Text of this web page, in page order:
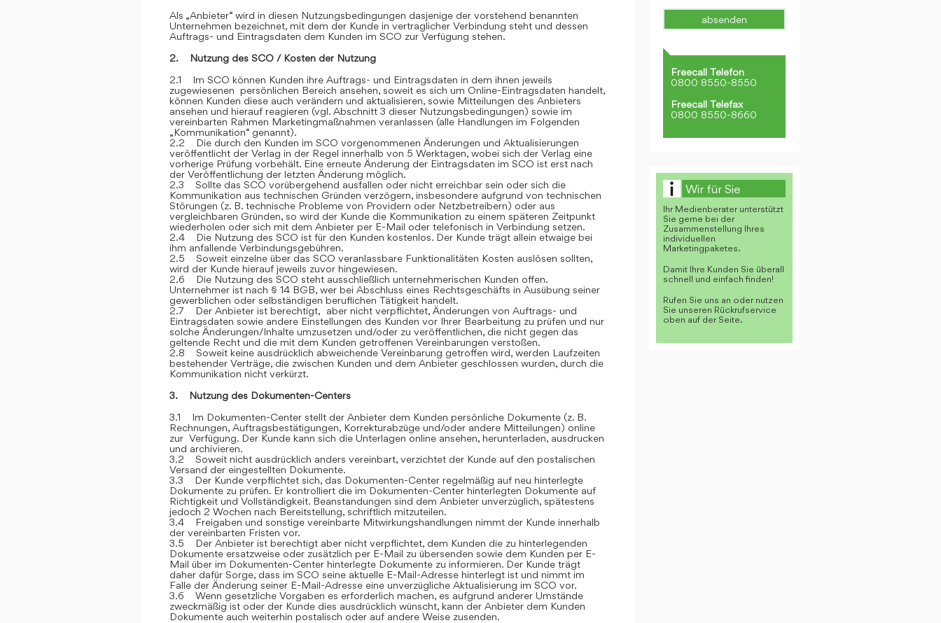
Als „Anbieter“ wird in diesen Nutzungsbedingungen dasjenige der vorstehend benannten
Unternehmen bezeichnet, mit dem der Kunde in vertraglicher Verbindung steht und dessen
Auftrags- und Eintragsdaten dem Kunden im SCO zur Verfügung stehen.
2. Nutzung des SCO / Kosten der Nutzung
2.1 Im SCO können Kunden ihre Auftrags- und Eintragsdaten in dem ihnen jeweils
zugewiesenen persönlichen Bereich ansehen, soweit es sich um Online-Eintragsdaten handelt,
können Kunden diese auch verändern und aktualisieren, sowie Mitteilungen des Anbieters
ansehen und hierauf reagieren (vgl. Abschnitt 3 dieser Nutzungsbedingungen) sowie im
vereinbarten Rahmen Marketingmaßnahmen veranlassen (alle Handlungen im Folgenden
„Kommunikation“ genannt).
2.2 Die durch den Kunden im SCO vorgenommenen Änderungen und Aktualisierungen
veröffentlicht der Verlag in der Regel innerhalb von 5 Werktagen, wobei sich der Verlag eine
vorherige Prüfung vorbehält. Eine erneute Änderung der Eintragsdaten im SCO ist erst nach
der Veröffentlichung der letzten Änderung möglich.
2.3 Sollte das SCO vorübergehend ausfallen oder nicht erreichbar sein oder sich die
Kommunikation aus technischen Gründen verzögern, insbesondere aufgrund von technischen
Störungen (z. B. technische Probleme von Providern oder Netzbetreibern) oder aus
vergleichbaren Gründen, so wird der Kunde die Kommunikation zu einem späteren Zeitpunkt
wiederholen oder sich mit dem Anbieter per E-Mail oder telefonisch in Verbindung setzen.
2.4 Die Nutzung des SCO ist für den Kunden kostenlos. Der Kunde trägt allein etwaige bei
ihm anfallende Verbindungsgebühren.
2.5 Soweit einzelne über das SCO veranlassbare Funktionalitäten Kosten auslösen sollten,
wird der Kunde hierauf jeweils zuvor hingewiesen.
2.6 Die Nutzung des SCO steht ausschließlich unternehmerischen Kunden offen.
Unternehmer ist nach § 14 BGB, wer bei Abschluss eines Rechtsgeschäfts in Ausübung seiner
gewerblichen oder selbständigen beruflichen Tätigkeit handelt.
2.7 Der Anbieter ist berechtigt, aber nicht verpflichtet, Änderungen von Auftrags- und
Eintragsdaten sowie andere Einstellungen des Kunden vor Ihrer Bearbeitung zu prüfen und nur
solche Änderungen/Inhalte umzusetzen und/oder zu veröffentlichen, die nicht gegen das
geltende Recht und die mit dem Kunden getroffenen Vereinbarungen verstoßen.
2.8 Soweit keine ausdrücklich abweichende Vereinbarung getroffen wird, werden Laufzeiten
bestehender Verträge, die zwischen Kunden und dem Anbieter geschlossen wurden, durch die
Kommunikation nicht verkürzt.
3. Nutzung des Dokumenten-Centers
3.1 Im Dokumenten-Center stellt der Anbieter dem Kunden persönliche Dokumente (z. B.
Rechnungen, Auftragsbestätigungen, Korrekturabzüge und/oder andere Mitteilungen) online
zur Verfügung. Der Kunde kann sich die Unterlagen online ansehen, herunterladen, ausdrucken
und archivieren.
3.2 Soweit nicht ausdrücklich anders vereinbart, verzichtet der Kunde auf den postalischen
Versand der eingestellten Dokumente.
3.3 Der Kunde verpflichtet sich, das Dokumenten-Center regelmäßig auf neu hinterlegte
Dokumente zu prüfen. Er kontrolliert die im Dokumenten-Center hinterlegten Dokumente auf
Richtigkeit und Vollständigkeit. Beanstandungen sind dem Anbieter unverzüglich, spätestens
jedoch 2 Wochen nach Bereitstellung, schriftlich mitzuteilen.
3.4 Freigaben und sonstige vereinbarte Mitwirkungshandlungen nimmt der Kunde innerhalb
der vereinbarten Fristen vor.
3.5 Der Anbieter ist berechtigt aber nicht verpflichtet, dem Kunden die zu hinterlegenden
Dokumente ersatzweise oder zusätzlich per E-Mail zu übersenden sowie dem Kunden per E-
Mail über im Dokumenten-Center hinterlegte Dokumente zu informieren. Der Kunde trägt
daher dafür Sorge, dass im SCO seine aktuelle E-Mail-Adresse hinterlegt ist und nimmt im
Falle der Änderung seiner E-Mail-Adresse eine unverzügliche Aktualisierung im SCO vor.
3.6 Wenn gesetzliche Vorgaben es erforderlich machen, es aufgrund anderer Umstände
zweckmäßig ist oder der Kunde dies ausdrücklich wünscht, kann der Anbieter dem Kunden
Dokumente auch weiterhin postalisch oder auf andere Weise zusenden.
Freecall Telefon
0800 8550-8550
Freecall Telefax
0800 8550-8660
Wir für Sie
Ihr Medienberater unterstützt
Sie gerne bei der
Zusammenstellung Ihres
individuellen
Marketingpaketes.
Damit Ihre Kunden Sie überall
schnell und einfach finden!
Rufen Sie uns an oder nutzen
Sie unseren Rückrufservice
oben auf der Seite.